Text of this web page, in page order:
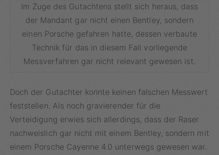
Im Zuge des Gutachtens stellt sich heraus, dass
der Mandant gar nicht einen Bentley, sondern
einen Porsche gefahren hatte, dessen verbaute
Technik für das in diesem Fall vorliegende
Messverfahren gar nicht relevant gewesen ist.
Doch der Gutachter konnte keinen falschen Messwert
feststellen. Als noch gravierender für die
Verteidigung erwies sich allerdings, dass der Raser
nachweislich gar nicht mit einem Bentley, sondern mit
einem Porsche Cayenne 4.0 unterwegs gewesen war.